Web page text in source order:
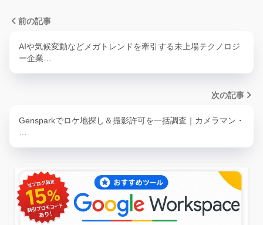
前の記事
AIや気候変動などメガトレンドを牽引する未上場テクノロジ
ー企業…
次の記事
Gensparkでロケ地探し＆撮影許可を一括調査｜カメラマン・